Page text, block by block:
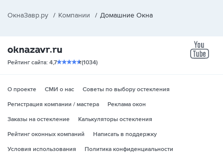
ОкнаЗавр.ру / Компании / Домашние Окна
Рейтинг сайта: 4,7 (1034)
О проекте СМИ о нас
Советы по выбору остекления
Регистрация компании / мастера
Реклама окон
Заказы на остекление
Калькуляторы остекления
Рейтинг оконных компаний
Написать в поддержку
Условия использования
Политика конфиденциальности